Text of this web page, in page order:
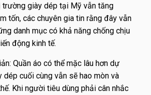
trường giày dép tại Mỹ vẫn tăng
tốn, các chuyên gia tin rằng đây vẫn
danh mục có khả năng chống chịu
động kinh tế.
Quần áo có thể mặc lâu hơn dự
dép cuối cùng vẫn sẽ hao mòn và
Khi người tiêu dùng phải cân nhắc